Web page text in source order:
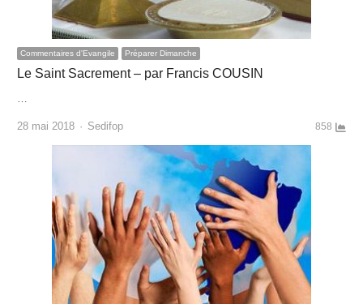
Commentaires d'Evangile Préparer Dimanche
Le Saint Sacrement – par Francis COUSIN
28 mai 2018 Author
Sedifop 858